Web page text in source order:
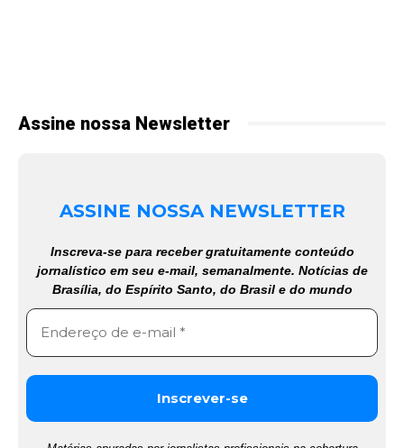
Assine nossa Newsletter
ASSINE NOSSA NEWSLETTER
Inscreva-se para receber gratuitamente conteúdo
jornalístico em seu e-mail, semanalmente. Notícias de
Brasília, do Espírito Santo, do Brasil e do mundo